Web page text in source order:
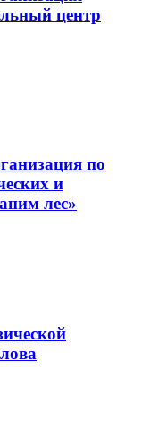
центр
по
и
лес»